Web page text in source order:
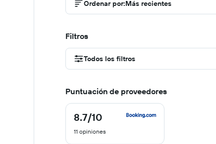
Ordenar por:Más recientes
Filtros
Todos los filtros
Puntuación de proveedores
8.7/10
8.7
10
11 opiniones